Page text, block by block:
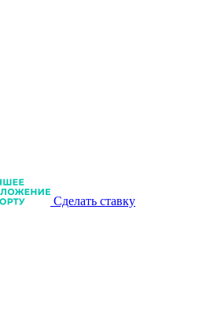
Сделать ставку